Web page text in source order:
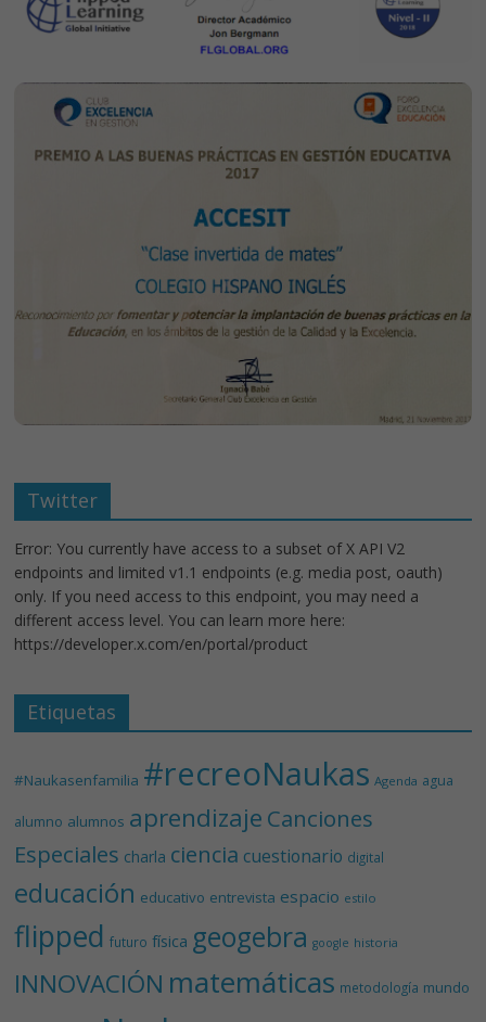
Twitter
Error: You currently have access to a subset of X API V2
endpoints and limited v1.1 endpoints (e.g. media post, oauth)
only. If you need access to this endpoint, you may need a
different access level. You can learn more here:
https://developer.x.com/en/portal/product
Etiquetas
#Naukasenfamilia #recreoNaukas Agenda agua
alumno alumnos aprendizaje Canciones
Especiales charla ciencia cuestionario digital
educación educativo entrevista espacio estilo
flipped futuro física geogebra google historia
INNOVACIÓN matemáticas metodología mundo